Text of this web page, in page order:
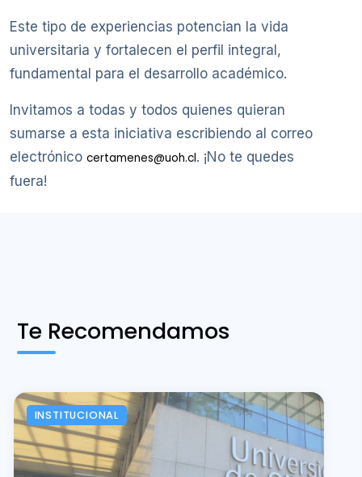
Este tipo de experiencias potencian la vida
universitaria y fortalecen el perfil integral,
fundamental para el desarrollo académico.
Invitamos a todas y todos quienes quieran
sumarse a esta iniciativa escribiendo al correo
electrónico certamenes@uoh.cl. ¡No te quedes
fuera!
Te Recomendamos
INSTITUCIONAL